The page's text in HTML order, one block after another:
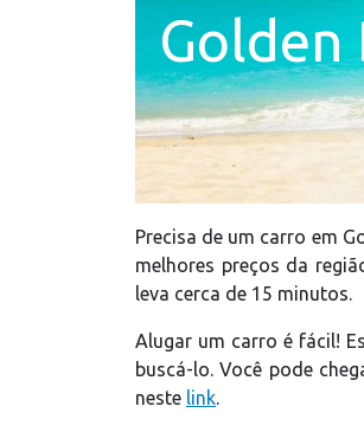
Golden
Precisa de um carro em
melhores preços da
leva cerca de 15 minutos.
Alugar um carro é fácil!
buscá-lo. Você pode
neste link